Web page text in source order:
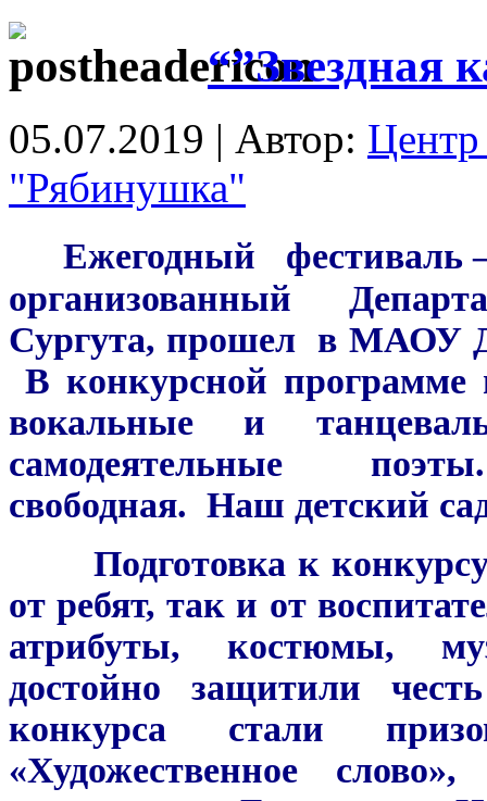
“”Звездная
05.07.2019 | Автор: Центр
"Рябинушка"
Ежегодный фестиваль –
организованный
Сургута, прошел в МАОУ
В конкурсной программе
вокальные и
самодеятельные
свободная. Наш детский
Подготовка к конкурсу
от ребят, так и от
атрибуты, костюмы,
достойно защитили
конкурса стали
«Художественное